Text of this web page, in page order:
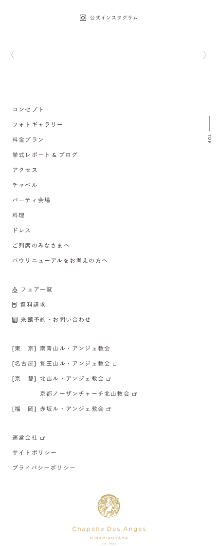
公式インスタグラム
TOP
コンセプト
フォトギャラリー
料金プラン
挙式レポート & ブログ
アクセス
チャペル
パーティ会場
料理
ドレス
ご列席のみなさまへ
バウリニューアルをお考えの方へ
フェア一覧
資料請求
来館予約・お問い合わせ
[東 京] 南青山ル・アンジェ教会
[名古屋] 覚王山ル・アンジェ教会
[京 都] 北山ル・アンジェ教会
京都ノーザンチャーチ北山教会
[福 岡] 赤坂ル・アンジェ教会
運営会社
サイトポリシー
プライバシーポリシー